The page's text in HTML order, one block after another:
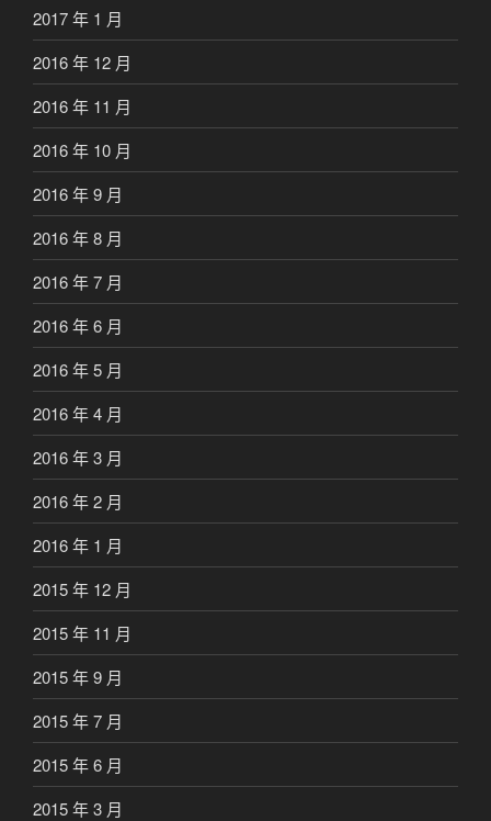
2017 年 1 月
2016 年 12 月
2016 年 11 月
2016 年 10 月
2016 年 9 月
2016 年 8 月
2016 年 7 月
2016 年 6 月
2016 年 5 月
2016 年 4 月
2016 年 3 月
2016 年 2 月
2016 年 1 月
2015 年 12 月
2015 年 11 月
2015 年 9 月
2015 年 7 月
2015 年 6 月
2015 年 3 月